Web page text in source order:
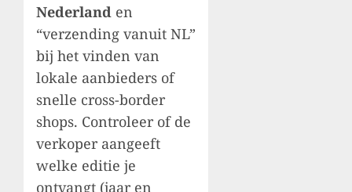
Nederland en
“verzending vanuit NL”
bij het vinden van
lokale aanbieders of
snelle cross-border
shops. Controleer of de
verkoper aangeeft
welke editie je
ontvangt (jaar en